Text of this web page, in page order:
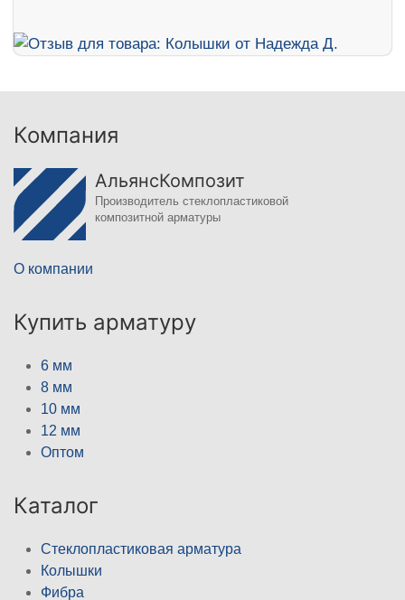
Компания
АльянсКомпозит
Производитель стеклопластиковой
композитной арматуры
О компании
Купить арматуру
6 мм
8 мм
10 мм
12 мм
Оптом
Каталог
Стеклопластиковая арматура
Колышки
Фибра